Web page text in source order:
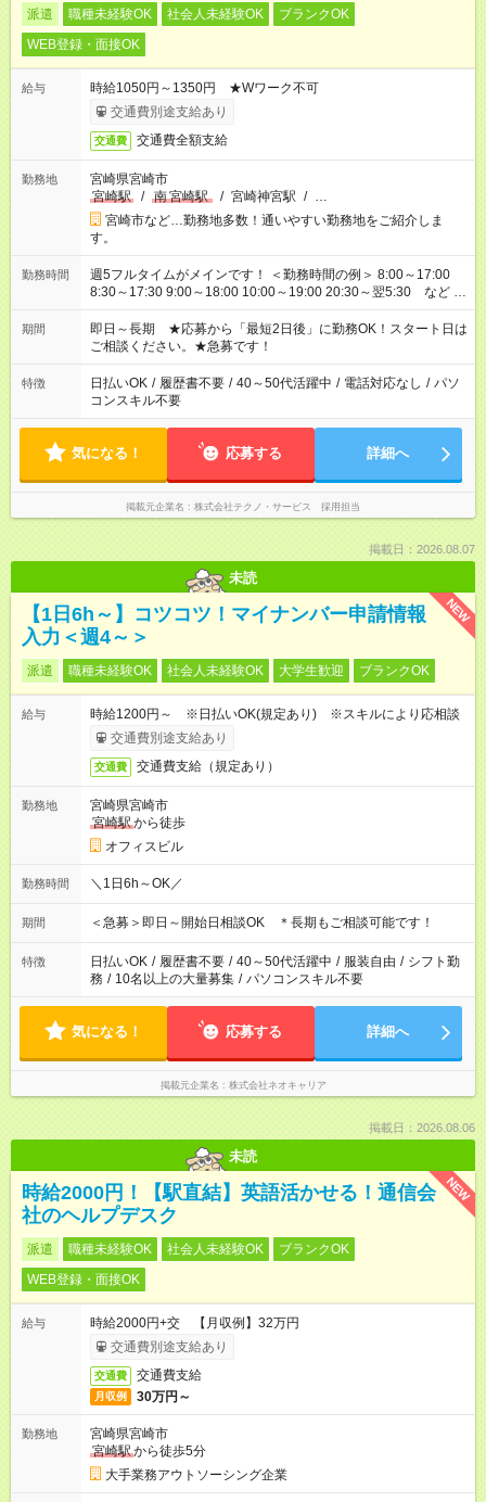
派遣 職種未経験OK 社会人未経験OK
ブランクOK
WEB登録・面接OK
給与
時給1050円～1350円 ★Wワーク不可
交通費別途支給あり
交通費 交通費全額支給
勤務地
宮崎県宮崎市
宮崎駅
/ 南宮崎駅 / 宮崎神宮駅 / …
宮崎市など…勤務地多数！通いやすい勤務地をご紹介しま
す。
勤務時間
週5フルタイムがメインです！ ＜勤務時間の例＞ 8:00～17:00
8:30～17:30 9:00～18:00 10:00～19:00 20:30～翌5:30 など ★
その他にも勤務時間多数！ 日勤のみ、残業なし、交替制など
ご希望を教えてください！
期間
即日～長期 ★応募から「最短2日後」に勤務OK！スタート日は
ご相談ください。★急募です！
特徴 日払いOK / 履歴書不要 / 40～50代活躍中 / 電話対応なし / パソ
コンスキル不要
気になる！ 応募する 詳細へ
掲載元企業名 株式会社テクノ・サービス 採用担当
掲載日：2026.08.07
未読
NEW
【1日6h～】コツコツ！マイナンバー申請情報
入力＜週4～＞
派遣 職種未経験OK 社会人未経験OK 大学生歓迎 ブランクOK
給与
時給1200円～ ※日払いOK(規定あり) ※スキルにより応相談
交通費別途支給あり
交通費 交通費支給（規定あり）
勤務地
宮崎県宮崎市
宮崎駅から徒歩
オフィスビル
勤務時間 ＼1日6h～OK／
期間 ＜急募＞即日～開始日相談OK ＊長期もご相談可能です！
特徴 日払いOK / 履歴書不要 / 40～50代活躍中 / 服装自由 / シフト勤
務 / 10名以上の大量募集 / パソコンスキル不要
気になる！ 応募する 詳細へ
掲載元企業名 株式会社ネオキャリア
掲載日：2026.08.06
未読
NEW
時給2000円！【駅直結】英語活かせる！通信会
社のヘルプデスク
派遣 職種未経験OK 社会人未経験OK
ブランクOK
WEB登録・面接OK
給与
時給2000円+交 【月収例】32万円
交通費別途支給あり
交通費 交通費支給
月収例 30万円～
勤務地
宮崎県宮崎市
宮崎駅から徒歩5分
大手業務アウトソーシング企業